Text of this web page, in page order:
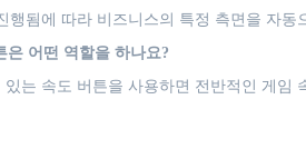
행됨에 따라 비즈니스의 특정 측면을 자
은 어떤 역할을 하나요?
있는 속도 버튼을 사용하면 전반적인 게임